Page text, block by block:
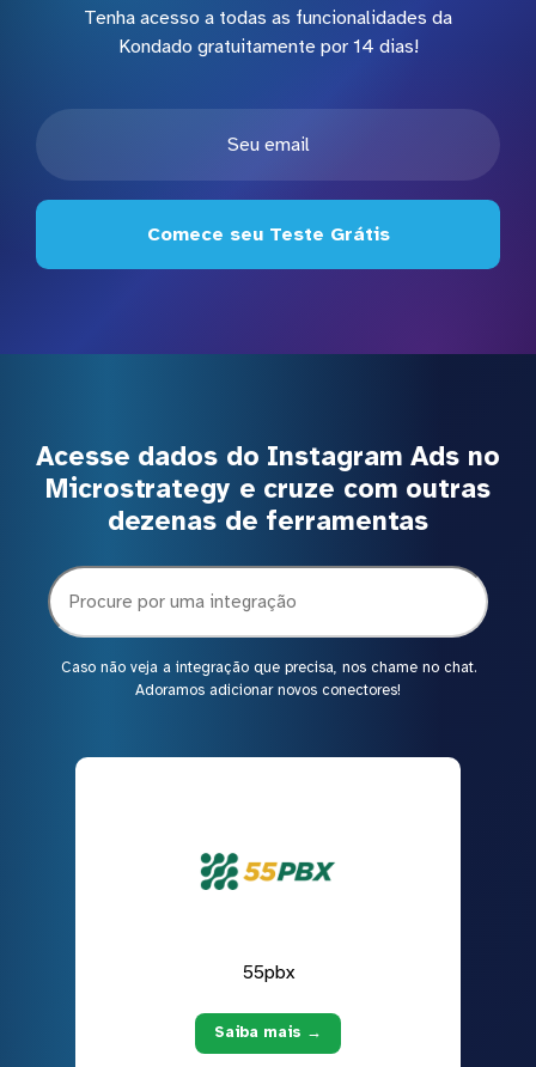
Tenha acesso a todas as funcionalidades da
Kondado gratuitamente por 14 dias!
Comece seu Teste Grátis
Acesse dados do Instagram Ads no
Microstrategy e cruze com outras
dezenas de ferramentas
Caso não veja a integração que precisa, nos chame no chat.
Adoramos adicionar novos conectores!
55pbx
Saiba mais →